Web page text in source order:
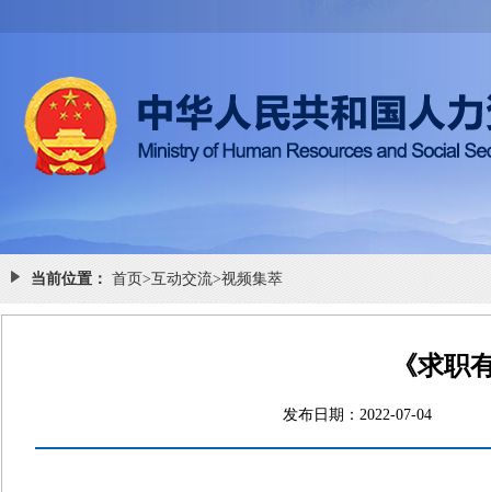
当前位置： 首页>互动交流>视频集萃
《求
发布日期：2022-07-